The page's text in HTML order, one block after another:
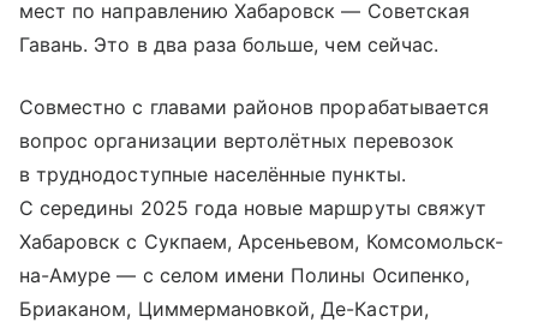
мест по направлению Хабаровск — Советская
Гавань. Это в два раза больше, чем сейчас.
Совместно с главами районов прорабатывается
вопрос организации вертолётных перевозок
в труднодоступные населённые пункты.
С середины 2025 года новые маршруты свяжут
Хабаровск с Сукпаем, Арсеньевом, Комсомольск-
на-Амуре — с селом имени Полины Осипенко,
Бриаканом, Циммермановкой, Де-Кастри,